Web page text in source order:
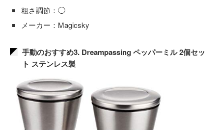
粗さ調節：◯
メーカー：Magicsky
手動のおすすめ3. Dreampassing ペッパーミル 2個セッ
ト ステンレス製